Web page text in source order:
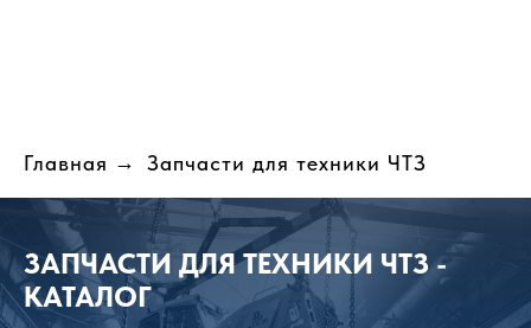
Главная → Запчасти для техники ЧТЗ
ЗАПЧАСТИ ДЛЯ ТЕХНИКИ ЧТЗ -
КАТАЛОГ